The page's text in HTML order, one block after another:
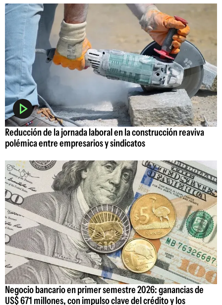
Reducción de la jornada laboral en la construcción reaviva
polémica entre empresarios y sindicatos
Negocio bancario en primer semestre 2026: ganancias de
US$ 671 millones, con impulso clave del crédito y los